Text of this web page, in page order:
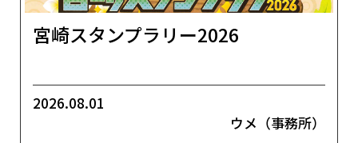
宮崎スタンプラリー2026
2026.08.01
ウメ（事務所）